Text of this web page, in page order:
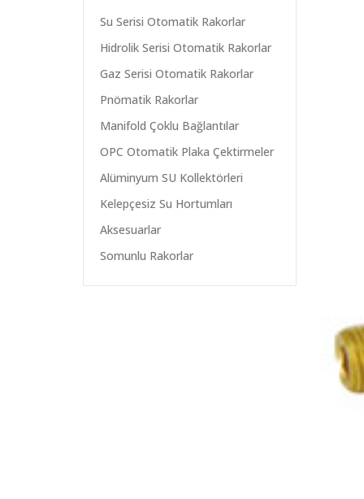
Su Serisi Otomatik Rakorlar
Hidrolik Serisi Otomatik Rakorlar
Gaz Serisi Otomatik Rakorlar
Pnömatik Rakorlar
Manifold Çoklu Bağlantılar
OPC Otomatik Plaka Çektirmeler
Alüminyum SU Kollektörleri
Kelepçesiz Su Hortumları
Aksesuarlar
Somunlu Rakorlar